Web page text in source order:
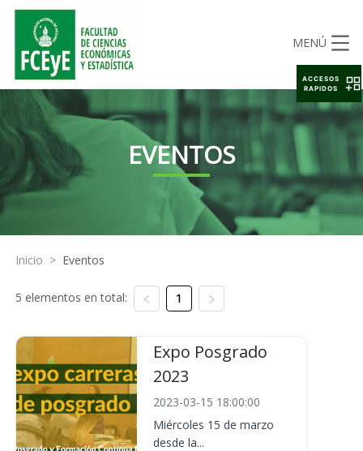
MENÚ
EVENTOS
Inicio > Eventos
5 elementos en total: 1
Expo Posgrado
2023
2023-03-15 18:00:00
Miércoles 15 de marzo
desde la...
ACCESOS
RAPIDOS